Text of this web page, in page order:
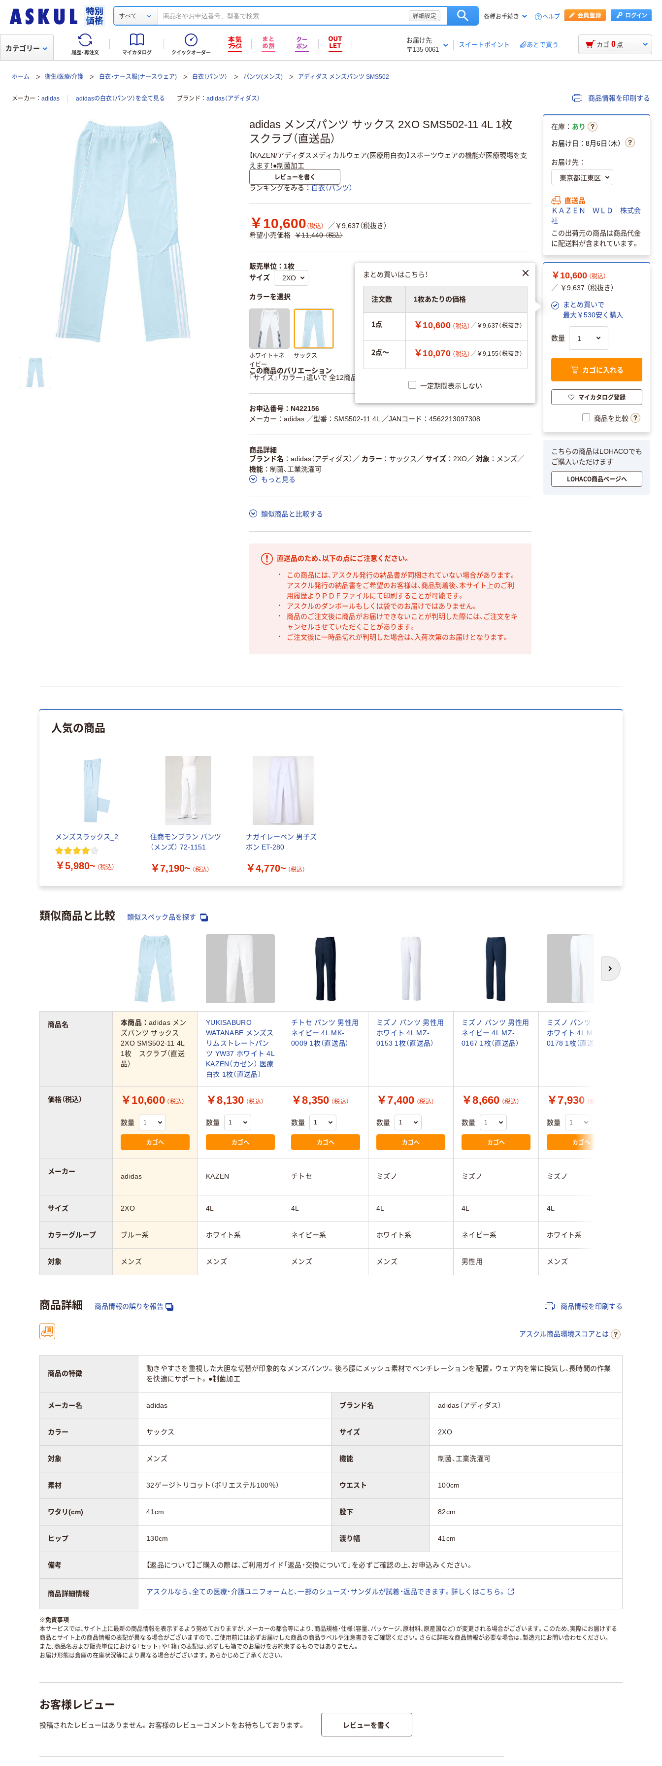
すべて 詳細設定 各種お手続き ヘルプ
履歴・再注文 マイカタログ クイックオーダー
お届け先
〒135-0061
スイートポイント あとで買う
カテゴリー カゴ 0 点
ホーム 衛生/医療/介護 白衣・ナース服(ナースウェア) 白衣（パンツ） パンツ(メンズ) アディダス メンズパンツ SMS502
メーカー adidas adidasの白衣（パンツ）を全て見る ブランド adidas（アディダス） 商品情報を印刷する
adidas メンズパンツ サックス 2XO SMS502-11 4L 1枚
スクラブ（直送品）
【KAZEN/アディダスメディカルウェア(医療用白衣)】スポーツウェアの機能が医療現場を支
えます！●制菌加工
レビューを書く
ランキングをみる 白衣（パンツ）
￥10,600 （税込）
／￥9,637（税抜き）
希望小売価格 ￥11,440 （税込）
販売単位：1枚
サイズ
カラーを選択
ホワイト＋ネ
イビー
サックス
この商品のバリエーション
「サイズ」「カラー」違いで 全12商品 あります。
お申込番号：N422156
メーカー：adidas ／型番：SMS502-11 4L ／JANコード：4562213097308
商品詳細
ブランド名
adidas（アディダス） ／ カラー サックス ／ サイズ 2XO／ 対象 メンズ／
機能
制菌、工業洗濯可
もっと見る
類似商品と比較する
直送品のため、以下の点にご注意ください。
この商品には、アスクル発行の納品書が同梱されていない場合があります。
アスクル発行の納品書をご希望のお客様は、商品到着後、本サイト上のご利
用履歴よりＰＤＦファイルにて印刷することが可能です。
アスクルのダンボールもしくは袋でのお届けではありません。
商品のご注文後に商品がお届けできないことが判明した際には、ご注文をキ
ャンセルさせていただくことがあります。
ご注文後に一時品切れが判明した場合は、入荷次第のお届けとなります。
在庫： あり
お届け日：8月6日（木）
お届け先：
直送品
ＫＡＺＥＮ ＷＬＤ 株式会
社
この出荷元の商品は商品代金
に配送料が含まれています。
￥10,600 （税込）
／ ￥9,637 （税抜き）
まとめ買いで
最大￥530安く購入
まとめ買いはこちら！
注文数 1枚あたりの価格
1点 ￥10,600 （税込）／￥9,637（税抜き）
2点～ ￥10,070 （税込）／￥9,155（税抜き）
一定期間表示しない
数量
カゴに入れる
マイカタログ登録
商品を比較
こちらの商品はLOHACOでも
ご購入いただけます
LOHACO商品ページへ
人気の商品
メンズスラックス_2
￥5,980~ （税込）
住商モンブラン パンツ
（メンズ） 72-1151
￥7,190~ （税込）
ナガイレーベン 男子ズ
ボン ET-280
￥4,770~ （税込）
類似商品と比較 類似スペック品を探す
次へ
本商品：adidas メン
ズパンツ サックス
2XO SMS502-11 4L
1枚 スクラブ（直送
品）
YUKISABURO
WATANABE メンズス
リムストレートパン
ツ YW37 ホワイト 4L
KAZEN（カゼン） 医療
白衣 1枚（直送品）
チトセ パンツ 男性用
ネイビー 4L MK-
0009 1枚（直送品）
ミズノ パンツ 男性用
ホワイト 4L MZ-
0153 1枚（直送品）
ミズノ パンツ 男性用
ネイビー 4L MZ-
0167 1枚（直送品）
ミズノ パンツ 男性用
ホワイト 4L MZ-
0178 1枚（直送品）
￥10,600 （税込）
数量
カゴへ
￥8,130 （税込）
数量
カゴへ
￥8,350 （税込）
数量
カゴへ
￥7,400 （税込）
数量
カゴへ
￥8,660 （税込）
数量
カゴへ
￥7,930 （税込）
数量
カゴへ
adidas KAZEN チトセ ミズノ ミズノ ミズノ
2XO 4L 4L 4L 4L 4L
ブルー系 ホワイト系 ネイビー系 ホワイト系 ネイビー系 ホワイト系
メンズ メンズ メンズ メンズ 男性用 メンズ
商品名
価格（税込）
メーカー
サイズ
カラーグループ
対象
商品詳細 商品情報の誤りを報告 商品情報を印刷する
アスクル商品環境スコアとは
商品の特徴
動きやすさを重視した大胆な切替が印象的なメンズパンツ。後ろ腰にメッシュ素材でベンチレーションを配置。ウェア内を常に換気し、長時間の作業
を快適にサポート。●制菌加工
メーカー名 adidas ブランド名 adidas（アディダス）
カラー サックス サイズ 2XO
対象 メンズ 機能 制菌、工業洗濯可
素材 32ゲージトリコット（ポリエステル100％） ウエスト 100cm
ワタリ(cm) 41cm 股下 82cm
ヒップ 130cm 渡り幅 41cm
備考 【返品について】ご購入の際は、ご利用ガイド「返品・交換について」を必ずご確認の上、お申込みください。
商品詳細情報 アスクルなら、全ての医療・介護ユニフォームと、一部のシューズ・サンダルが試着・返品できます。詳しくはこちら。
※免責事項
本サービスでは、サイト上に最新の商品情報を表示するよう努めておりますが、メーカーの都合等により、商品規格・仕様（容量、パッケージ、原材料、原産国など）が変更される場合がございます。このため、実際にお届けする
商品とサイト上の商品情報の表記が異なる場合がございますので、ご使用前には必ずお届けした商品の商品ラベルや注意書きをご確認ください。さらに詳細な商品情報が必要な場合は、製造元にお問い合わせください。
また、商品名および販売単位における「セット」や「箱」の表記は、必ずしも箱でのお届けをお約束するものではありません。
お届け形態は倉庫の在庫状況等により異なる場合がございます。あらかじめご了承ください。
お客様レビュー
投稿されたレビューはありません。お客様のレビューコメントをお待ちしております。 レビューを書く